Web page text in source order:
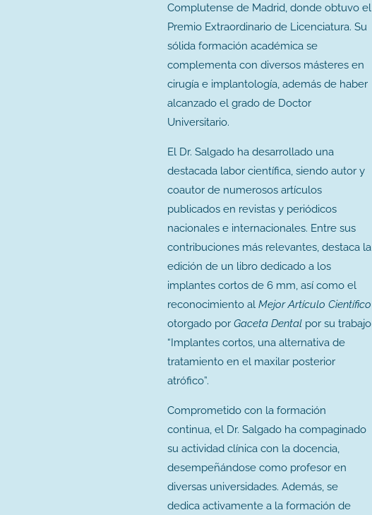
Complutense de Madrid, donde obtuvo el
Premio Extraordinario de Licenciatura. Su
sólida formación académica se
complementa con diversos másteres en
cirugía e implantología, además de haber
alcanzado el grado de Doctor
Universitario.
El Dr. Salgado ha desarrollado una
destacada labor científica, siendo autor y
coautor de numerosos artículos
publicados en revistas y periódicos
nacionales e internacionales. Entre sus
contribuciones más relevantes, destaca la
edición de un libro dedicado a los
implantes cortos de 6 mm, así como el
reconocimiento al Mejor Artículo Científico
otorgado por Gaceta Dental por su trabajo
“Implantes cortos, una alternativa de
tratamiento en el maxilar posterior
atrófico”.
Comprometido con la formación
continua, el Dr. Salgado ha compaginado
su actividad clínica con la docencia,
desempeñándose como profesor en
diversas universidades. Además, se
dedica activamente a la formación de